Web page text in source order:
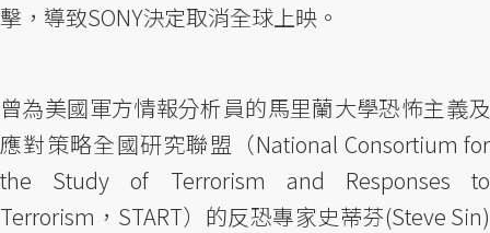
擊，導致SONY決定取消全球上映。
曾為美國軍方情報分析員的馬里蘭大學恐怖主義及
應對策略全國研究聯盟（National Consortium for
the Study of Terrorism and Responses to
Terrorism，START）的反恐專家史蒂芬(Steve Sin)